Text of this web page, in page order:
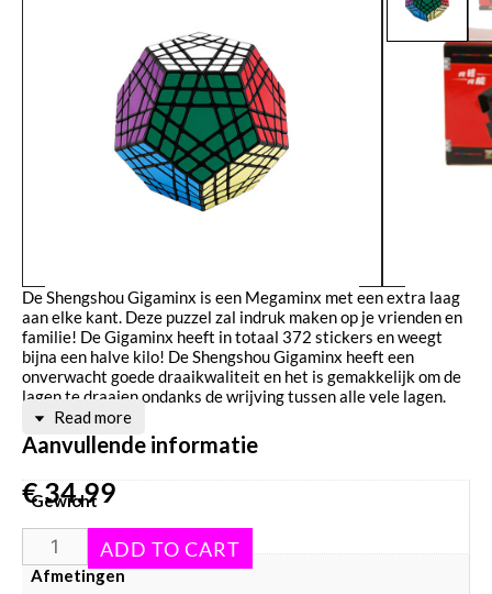
De Shengshou Gigaminx is een Megaminx met een extra laag
aan elke kant. Deze puzzel zal indruk maken op je vrienden en
familie! De Gigaminx heeft in totaal 372 stickers en weegt
bijna een halve kilo! De Shengshou Gigaminx heeft een
onverwacht goede draaikwaliteit en het is gemakkelijk om de
lagen te draaien ondanks de wrijving tussen alle vele lagen.
Aanvullende informatie
Gewicht
440 g
Afmetingen
Read more
€34,99